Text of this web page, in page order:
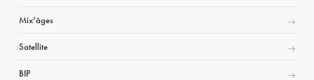
Mix’âges
Satellite
BIP